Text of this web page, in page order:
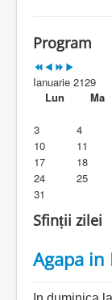
Duhovnicesti
Alte legaturi
Biblioteca
Foaia Parohiei
Program
Ianuarie 2129
Lun
Ma
3
4
10
11
17
18
24
25
31
Sfinții zilei
Agapa